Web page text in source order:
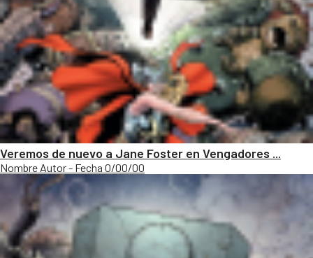
Veremos de nuevo a Jane Foster en Vengadores ...
Nombre Autor - Fecha 0/00/00